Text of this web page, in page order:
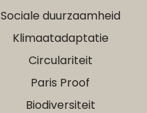
Sociale duurzaamheid
Klimaatadaptatie
Circulariteit
Paris Proof
Biodiversiteit